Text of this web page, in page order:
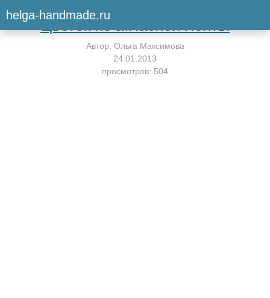
helga-handmade.ruВернуться к мастер-классу
Цветок из атласной ленты
Автор: Ольга Максимова
24.01.2013
просмотров: 504